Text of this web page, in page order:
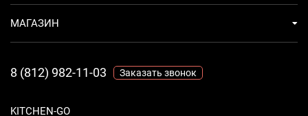
KITCHEN-GO
МАГАЗИН
8 (812) 982-11-03 Заказать звонок